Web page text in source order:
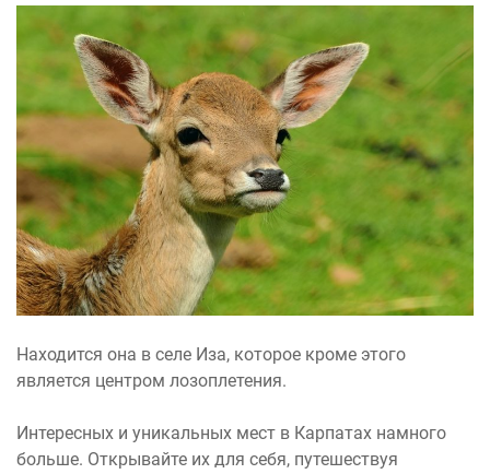
Находится она в селе Иза, которое кроме этого
является центром лозоплетения.
Интересных и уникальных мест в Карпатах намного
больше. Открывайте их для себя, путешествуя